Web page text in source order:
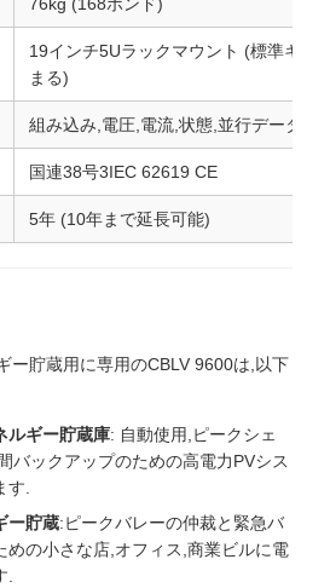
19インチ5Uラックマウント (標準キャ
まる)
組み込み,電圧,電流,状態,並行データを
国連38号3IEC 62619 CE
5年 (10年まで延長可能)
ー貯蔵用に専用のCBLV 9600は,以下
ルギー貯蔵庫: 自動使用,ピークシェ
バックアップのための高電力PVシス
す.
ー貯蔵:ピークバレーの仲裁と緊急バ
めの小さな店,オフィス,商業ビルに電
.